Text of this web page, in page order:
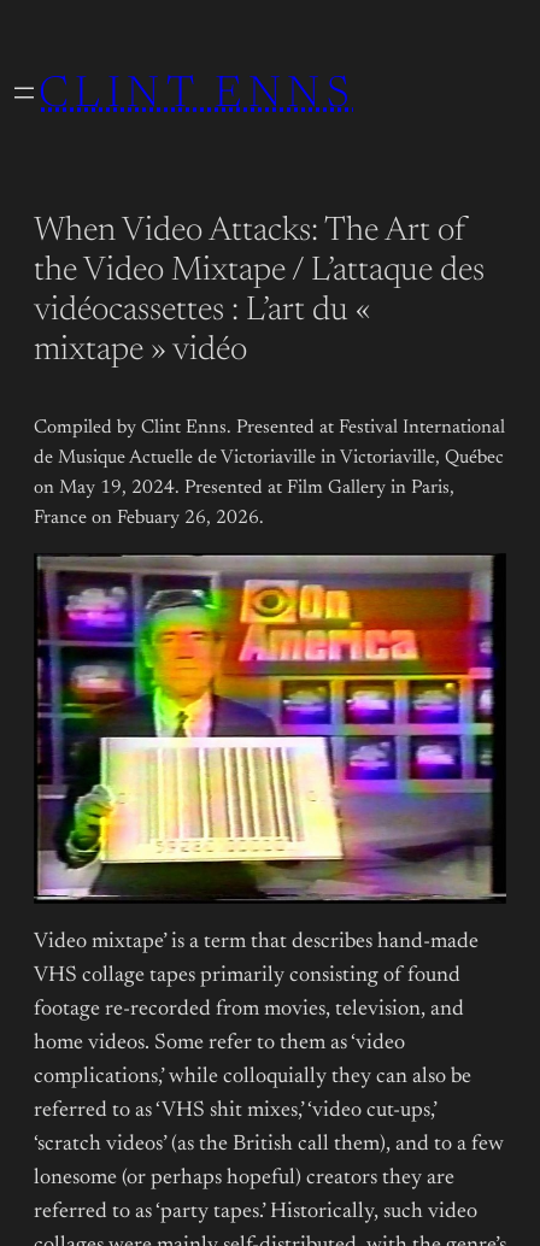
content
CLINT ENNS
When Video Attacks: The Art of
the Video Mixtape / L’attaque des
vidéocassettes : L’art du «
mixtape » vidéo
Compiled by Clint Enns. Presented at Festival International
de Musique Actuelle de Victoriaville in Victoriaville, Québec
on May 19, 2024. Presented at Film Gallery in Paris,
France on Febuary 26, 2026.
Video mixtape’ is a term that describes hand-made
VHS collage tapes primarily consisting of found
footage re-recorded from movies, television, and
home videos. Some refer to them as ‘video
complications,’ while colloquially they can also be
referred to as ‘VHS shit mixes,’ ‘video cut-ups,’
‘scratch videos’ (as the British call them), and to a few
lonesome (or perhaps hopeful) creators they are
referred to as ‘party tapes.’ Historically, such video